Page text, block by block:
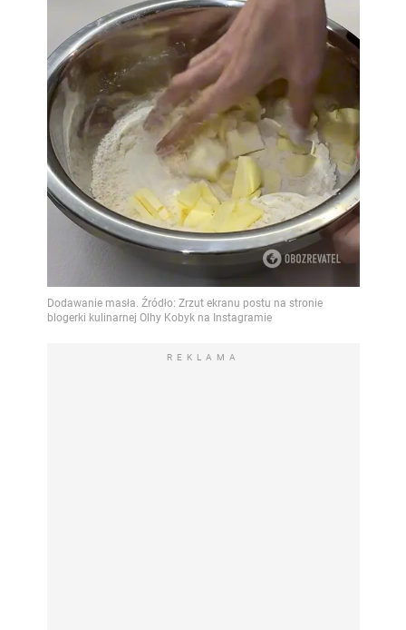
REKLAMA